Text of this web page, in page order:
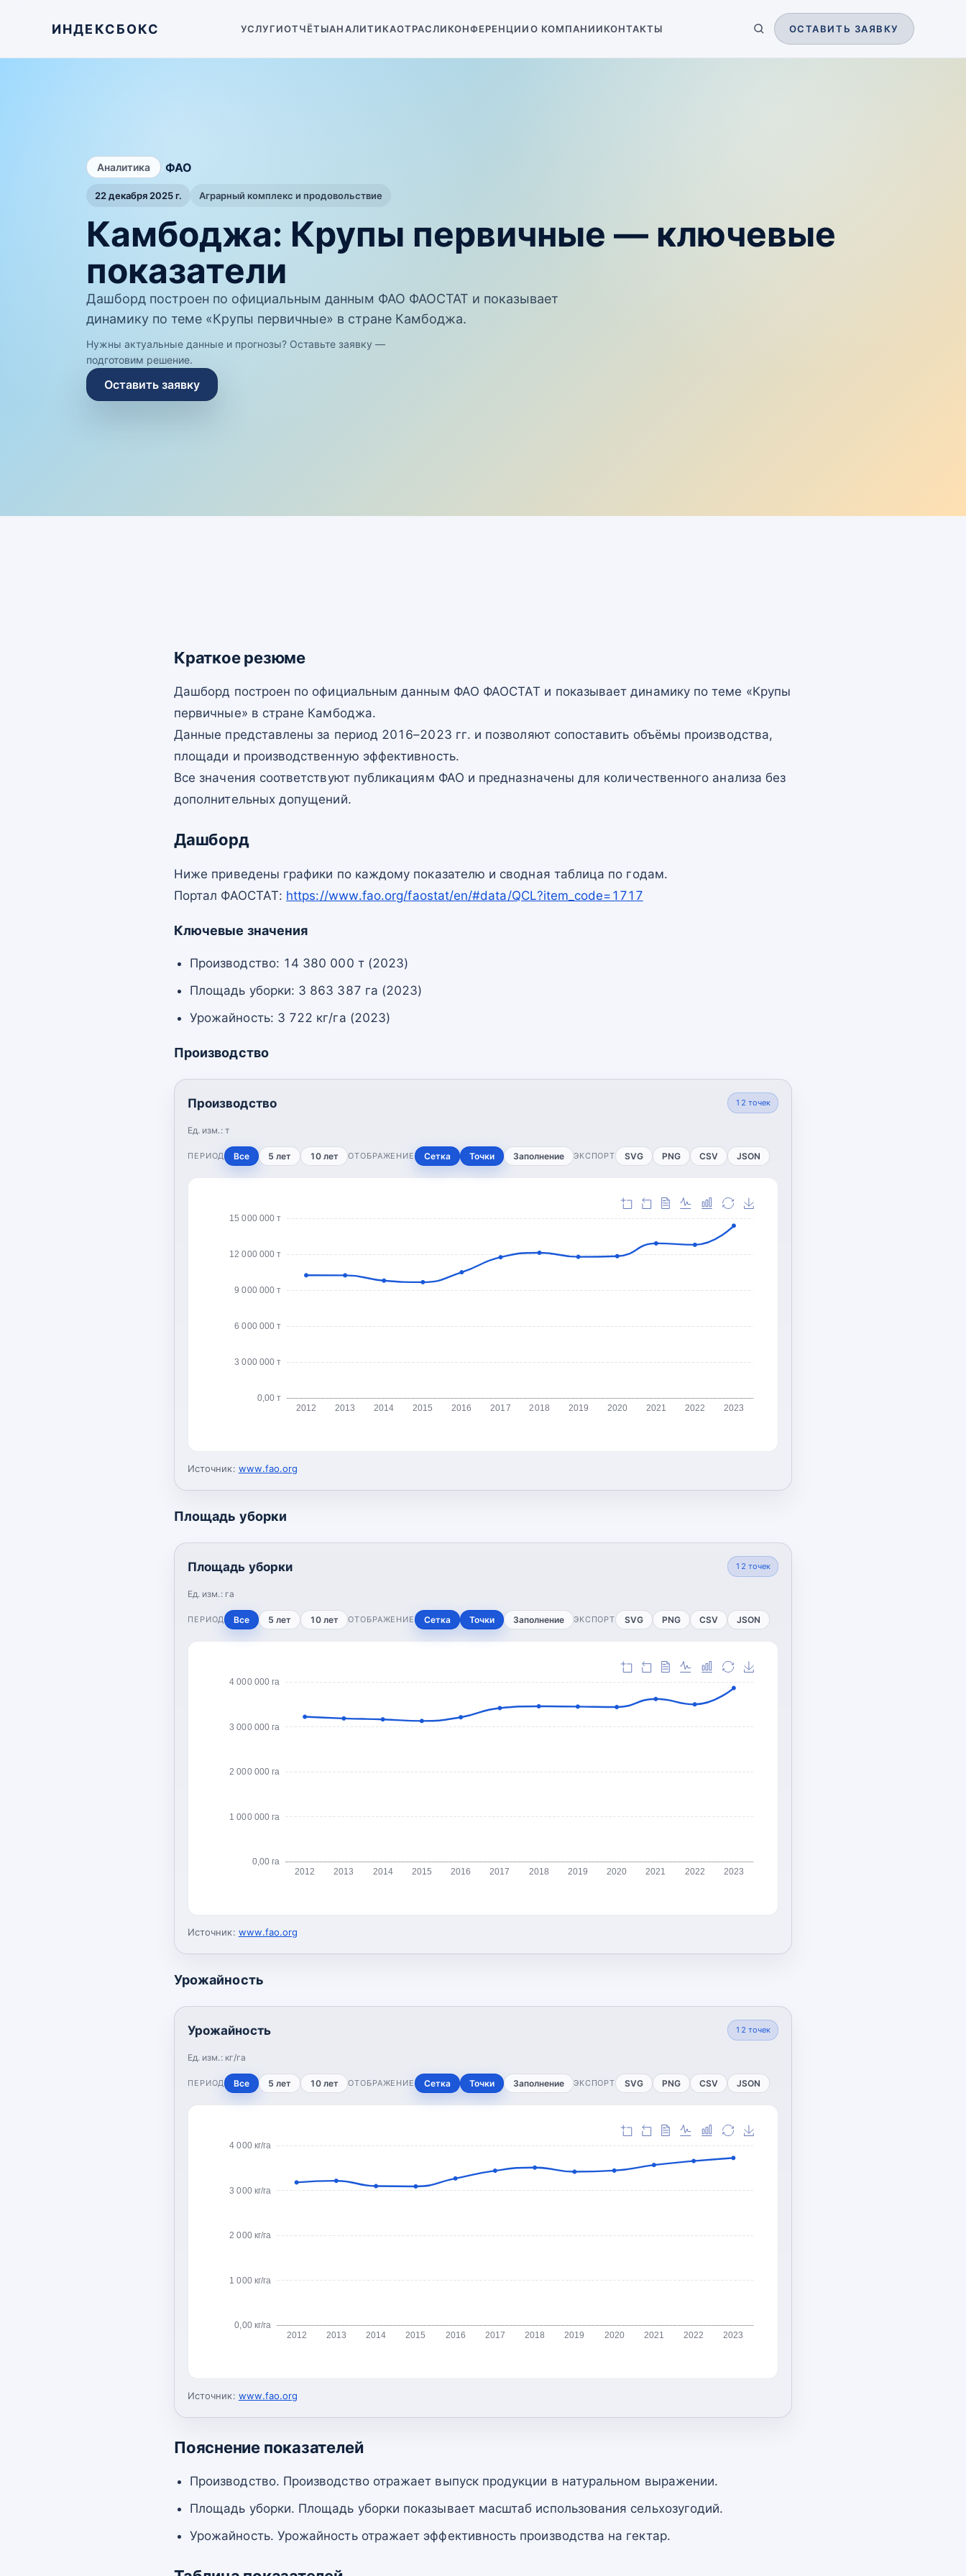
ИНДЕКСБОКС УСЛУГИОТЧЁТЫАНАЛИТИКАОТРАСЛИКОНФЕРЕНЦИИО КОМПАНИИКОНТАКТЫ ОСТАВИТЬ ЗАЯВКУ
Аналитика /ФАО
22 декабря 2025 г. Аграрный комплекс и продовольствие
Камбоджа: Крупы первичные — ключевые
показатели
Дашборд построен по официальным данным ФАО ФАОСТАТ и показывает
динамику по теме «Крупы первичные» в стране Камбоджа.
Нужны актуальные данные и прогнозы? Оставьте заявку —
подготовим решение.
Оставить заявку
Краткое резюме
Дашборд построен по официальным данным ФАО ФАОСТАТ и показывает динамику по теме «Крупы
первичные» в стране Камбоджа.
Данные представлены за период 2016–2023 гг. и позволяют сопоставить объёмы производства,
площади и производственную эффективность.
Все значения соответствуют публикациям ФАО и предназначены для количественного анализа без
дополнительных допущений.
Дашборд
Ниже приведены графики по каждому показателю и сводная таблица по годам.
Портал ФАОСТАТ: https://www.fao.org/faostat/en/#data/QCL?item_code=1717
Ключевые значения
Производство: 14 380 000 т (2023)
Площадь уборки: 3 863 387 га (2023)
Урожайность: 3 722 кг/га (2023)
Производство
Производство
Ед. изм.: т
12 точек
ПЕРИОД Все 5 лет 10 лет ОТОБРАЖЕНИЕ Сетка Точки Заполнение ЭКСПОРТ SVG PNG CSV JSON
0,00 т
3 000 000 т
6 000 000 т
9 000 000 т
12 000 000 т
15 000 000 т
2012 2013 2014 2015 2016 2017 2018 2019 2020 2021 2022 2023
Источник: www.fao.org
Площадь уборки
Площадь уборки
Ед. изм.: га
12 точек
ПЕРИОД Все 5 лет 10 лет ОТОБРАЖЕНИЕ Сетка Точки Заполнение ЭКСПОРТ SVG PNG CSV JSON
0,00 га
1 000 000 га
2 000 000 га
3 000 000 га
4 000 000 га
2012 2013 2014 2015 2016 2017 2018 2019 2020 2021 2022 2023
Источник: www.fao.org
Урожайность
Урожайность
Ед. изм.: кг/га
12 точек
ПЕРИОД Все 5 лет 10 лет ОТОБРАЖЕНИЕ Сетка Точки Заполнение ЭКСПОРТ SVG PNG CSV JSON
0,00 кг/га
1 000 кг/га
2 000 кг/га
3 000 кг/га
4 000 кг/га
2012 2013 2014 2015 2016 2017 2018 2019 2020 2021 2022 2023
Источник: www.fao.org
Пояснение показателей
Производство. Производство отражает выпуск продукции в натуральном выражении.
Площадь уборки. Площадь уборки показывает масштаб использования сельхозугодий.
Урожайность. Урожайность отражает эффективность производства на гектар.